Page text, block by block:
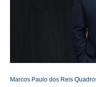
Marcos Paulo dos Reis